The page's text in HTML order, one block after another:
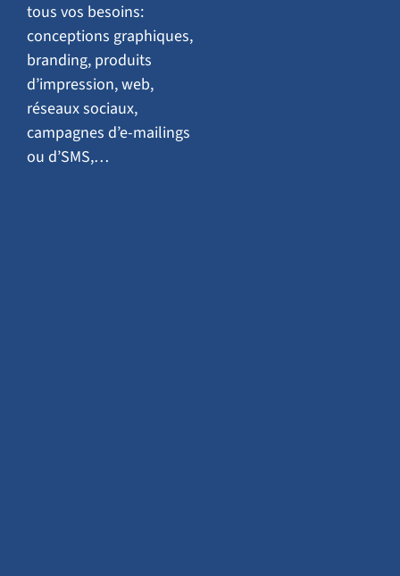
tous vos besoins:
conceptions graphiques,
branding, produits
d’impression, web,
réseaux sociaux,
campagnes d’e-mailings
ou d’SMS,…